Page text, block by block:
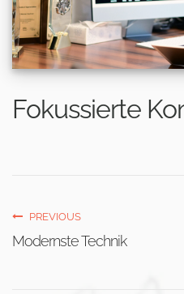
Fokussierte
PREVIOUS
Modernste Technik